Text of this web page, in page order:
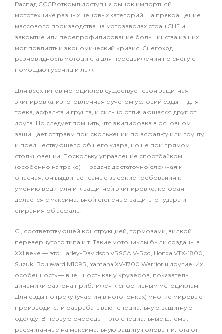
Распад СССР открыл доступ на рынок импортной
мототехнике разных ценовых категорий. На прекращение
массового производства на мотозаводах стран СНГ и
закрытие или перепрофилирование большинства из них
мог повлиять и экономический кризис. Снегоход
разновидность мотоцикла для передвижения по снегу с
помощью гусениц и лыж.
Для всех типов мотоциклов существует своя защитная
экипировка, изготовленная с учётом условий езды — для
трека, асфальта и грунта, и сильно отличающаяся друг от
друга. Но следует помнить, что экипировка в основном
защищает от травм при скольжении по асфальту или грунту,
и предшествующего об него удара, но не при прямом
столкновении. Поскольку управление спортбайком
(особенно на треке) — задача достаточно сложная и
опасная, он выдвигает самые высокие требования к
умению водителя и к защитной экипировке, которая
делается с максимальной степенью защиты от удара и
стирания об асфальт.
С., соответствующей конструкцией, тормозами, вилкой
перевёрнутого типа и т. Такие мотоциклы были созданы в
XXI веке — это Harley-Davidson VRSCA V-Rod, Honda VTX-1800,
Suzuki Boulevard M109R, Yamaha XV-1700 Warrior и другие. Их
особенность — внешность как у крузеров, показатель
динамики разгона приближен к спортивным мотоциклам.
Для езды по треку (участия в мотогонках) многие мировые
производители разрабатывают специальную защитную
одежду. В первую очередь — это специальные шлемы,
рассчитанные на максимальную защиту головы пилота от